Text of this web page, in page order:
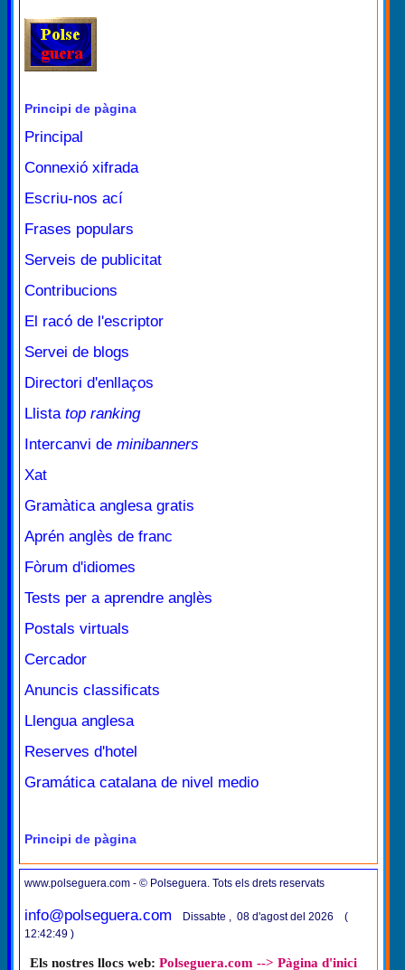
Principi de pàgina
Principal
Connexió xifrada
Escriu-nos ací
Frases populars
Serveis de publicitat
Contribucions
El racó de l'escriptor
Servei de blogs
Directori d'enllaços
Llista top ranking
Intercanvi de minibanners
Xat
Gramàtica anglesa gratis
Aprén anglès de franc
Fòrum d'idiomes
Tests per a aprendre anglès
Postals virtuals
Cercador
Anuncis classificats
Llengua anglesa
Reserves d'hotel
Gramática catalana de nivel medio
Principi de pàgina
www.polseguera.com - © Polseguera. Tots els drets reservats
info@polseguera.com
Dissabte , 08 d'agost del 2026 (
12:42:49 )
Els nostres llocs web: Polseguera.com --> Pàgina d'inici